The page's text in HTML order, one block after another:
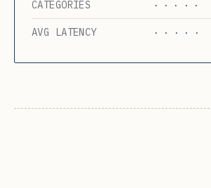
CATEGORIES · · · · ·
AVG LATENCY · · · · ·